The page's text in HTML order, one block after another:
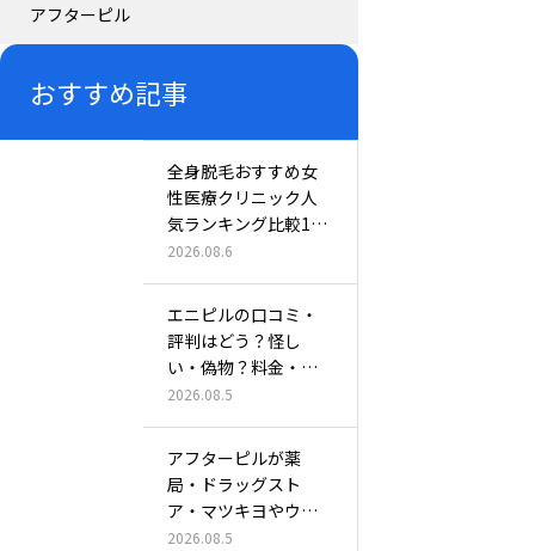
アフターピル
おすすめ記事
全身脱毛おすすめ女
性医療クリニック人
気ランキング比較11
選！効果が…
2026.08.6
エニピルの口コミ・
評判はどう？怪し
い・偽物？料金・ア
フターピル配送…
2026.08.5
アフターピルが薬
局・ドラッグスト
ア・マツキヨやウエ
ルシア・スギ薬局…
2026.08.5